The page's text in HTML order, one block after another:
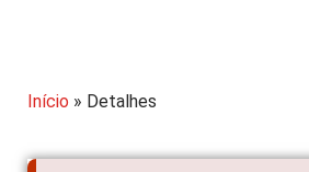
Início » Detalhes